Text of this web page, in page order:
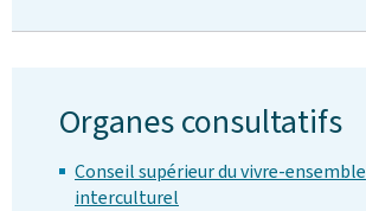
Organes consultatifs
Conseil supérieur du vivre-ensemble
interculturel